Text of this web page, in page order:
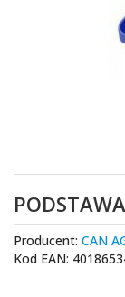
Producent: CAN
Kod EAN: